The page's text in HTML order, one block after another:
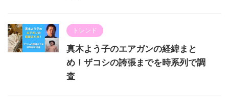
トレンド
真木よう子のエアガンの経緯まと
め！ザコシの誇張までを時系列で調
査